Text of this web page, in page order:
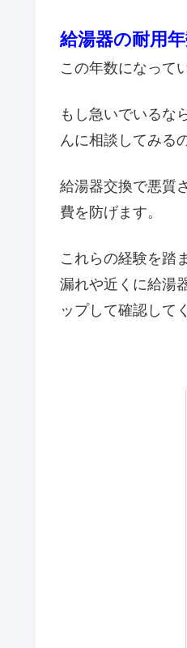
給湯器の耐用
この年数になって
もし急いでいるな
んに相談してみる
給湯器交換で悪質
費を防げます。
これらの経験を踏
漏れや近くに給湯
ップして確認し